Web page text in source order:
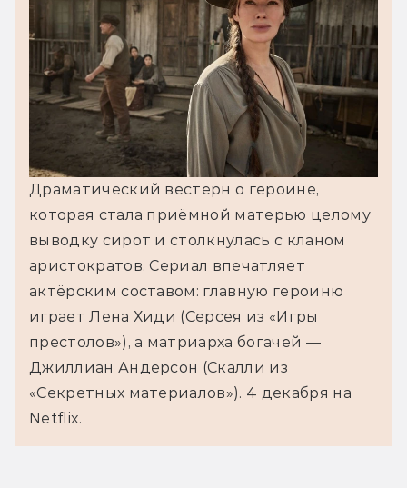
Драматический вестерн о героине,
которая стала приёмной матерью целому
выводку сирот и столкнулась с кланом
аристократов. Сериал впечатляет
актёрским составом: главную героиню
играет Лена Хиди (Серсея из «Игры
престолов»), а матриарха богачей —
Джиллиан Андерсон (Скалли из
«Секретных материалов»). 4 декабря на
Netflix.